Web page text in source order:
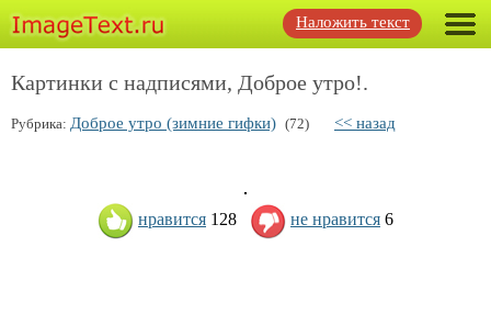
Наложить текст
Картинки с надписями, Доброе утро!.
Рубрика: Доброе утро (зимние гифки) (72) << назад
нравится 128 не нравится 6